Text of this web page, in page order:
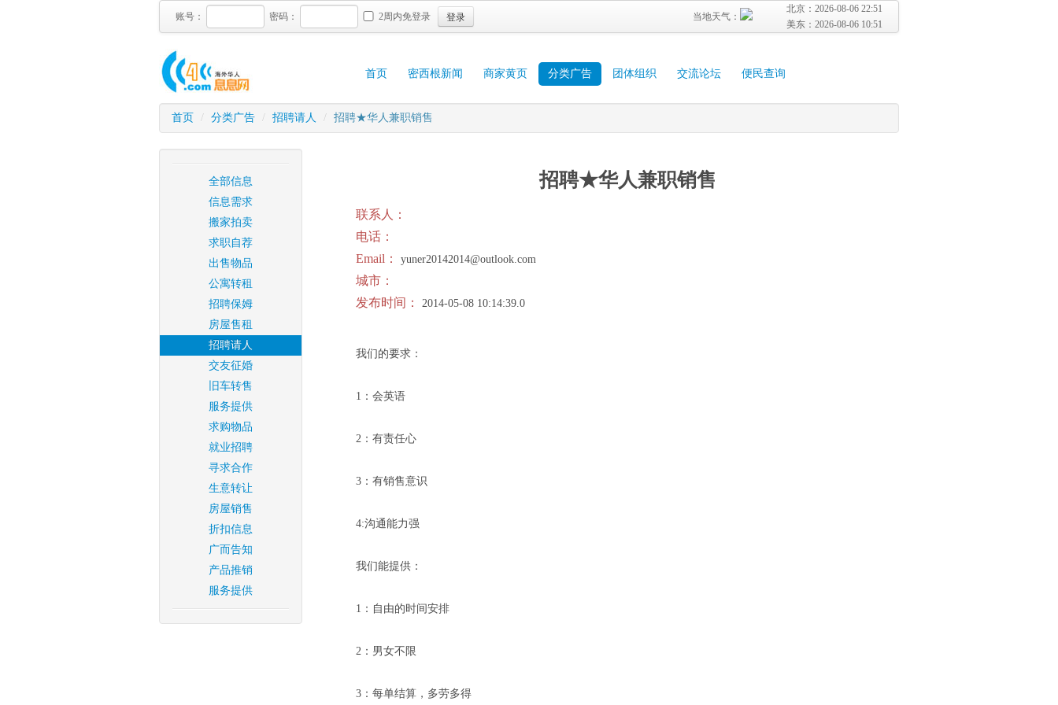
账号： 密码： 2周内免登录 登录
北京： 2026-08-06 22:51
美东： 2026-08-06 10:51
当地天气：
首页 密西根新闻 商家黄页 分类广告 团体组织 交流论坛 便民查询
首页 / 分类广告 / 招聘请人 / 招聘★华人兼职销售
全部信息
信息需求
搬家拍卖
求职自荐
出售物品
公寓转租
招聘保姆
房屋售租
招聘请人
交友征婚
旧车转售
服务提供
求购物品
就业招聘
寻求合作
生意转让
房屋销售
折扣信息
广而告知
产品推销
服务提供
招聘★华人兼职销售
联系人：
电话：
Email：
yuner20142014@outlook.com
城市：
发布时间：
2014-05-08 10:14:39.0
我们的要求：
1：会英语
2：有责任心
3：有销售意识
4:沟通能力强
我们能提供：
1：自由的时间安排
2：男女不限
3：每单结算，多劳多得